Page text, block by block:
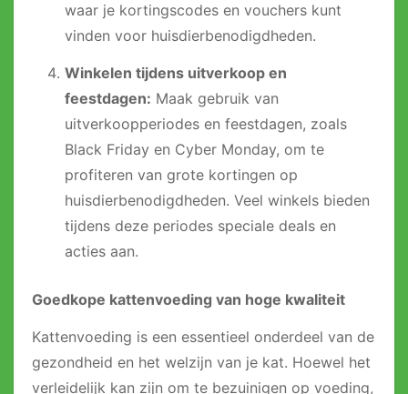
waar je kortingscodes en vouchers kunt
vinden voor huisdierbenodigdheden.
Winkelen tijdens uitverkoop en
feestdagen: Maak gebruik van
uitverkoopperiodes en feestdagen, zoals
Black Friday en Cyber Monday, om te
profiteren van grote kortingen op
huisdierbenodigdheden. Veel winkels bieden
tijdens deze periodes speciale deals en
acties aan.
Goedkope kattenvoeding van hoge kwaliteit
Kattenvoeding is een essentieel onderdeel van de
gezondheid en het welzijn van je kat. Hoewel het
verleidelijk kan zijn om te bezuinigen op voeding,